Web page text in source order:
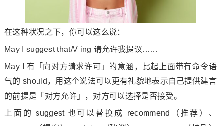
在这种状况之下，你可以这么说：
May I suggest that/V-ing 请允许我提议……
May I 有「向对方请求许可」的意涵，比起上面带有命令语
气的 should，用这个说法可以更有礼貌地表示自己提供建言
的前提是「对方允许」，对方可以选择是否接受。
上面的 suggest 也可以替换成 recommend（推荐）、